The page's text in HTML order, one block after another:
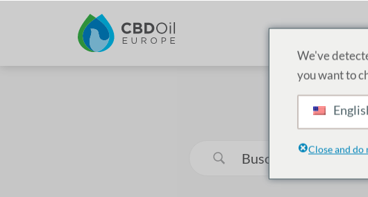
PRODUCTOS
We've
you want to
Close and do